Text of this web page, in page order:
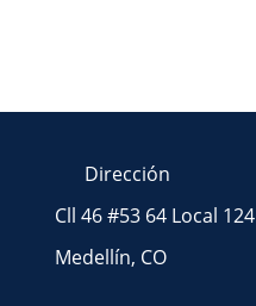
Dirección
Cll 46 #53 64 Local 124
Medellín, CO